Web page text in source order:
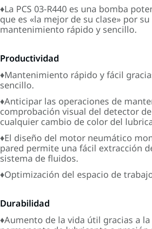
♦La PCS 03-R440 es una bomba
que es «la mejor de su clase» por
mantenimiento rápido y sencillo.
Productividad
♦Mantenimiento rápido y fácil
sencillo.
♦Anticipar las operaciones de
comprobación visual del detector
cualquier cambio de color del
♦El diseño del motor neumático
pared permite una fácil extracción
sistema de fluidos.
♦Optimización del espacio de
Durabilidad
♦Aumento de la vida útil gracias a